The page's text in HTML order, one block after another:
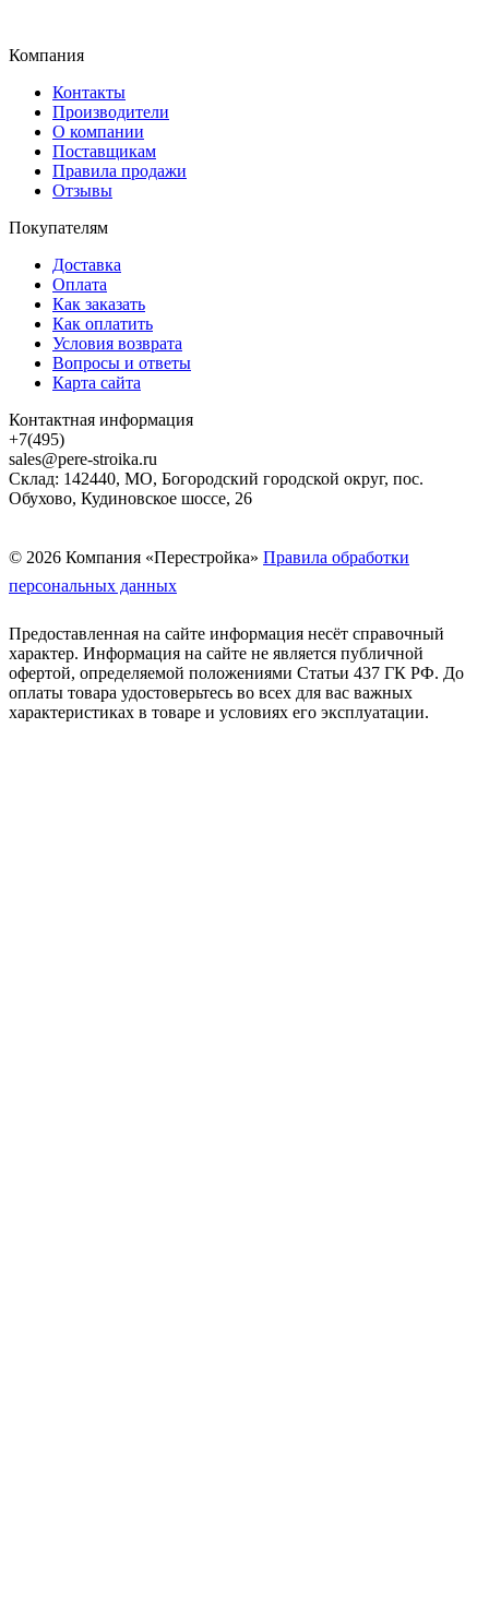
Компания
Контакты
Производители
О компании
Поставщикам
Правила продажи
Отзывы
Покупателям
Доставка
Оплата
Как заказать
Как оплатить
Условия возврата
Вопросы и ответы
Карта сайта
Контактная информация
+7(495)
sales@pere-stroika.ru
Склад: 142440, МО, Богородский городской округ, пос.
Обухово, Кудиновское шоссе, 26
© 2026 Компания «Перестройка» Правила обработки
персональных данных
Предоставленная на сайте информация несёт справочный
характер. Информация на сайте не является публичной
офертой, определяемой положениями Статьи 437 ГК РФ. До
оплаты товара удостоверьтесь во всех для вас важных
характеристиках в товаре и условиях его эксплуатации.